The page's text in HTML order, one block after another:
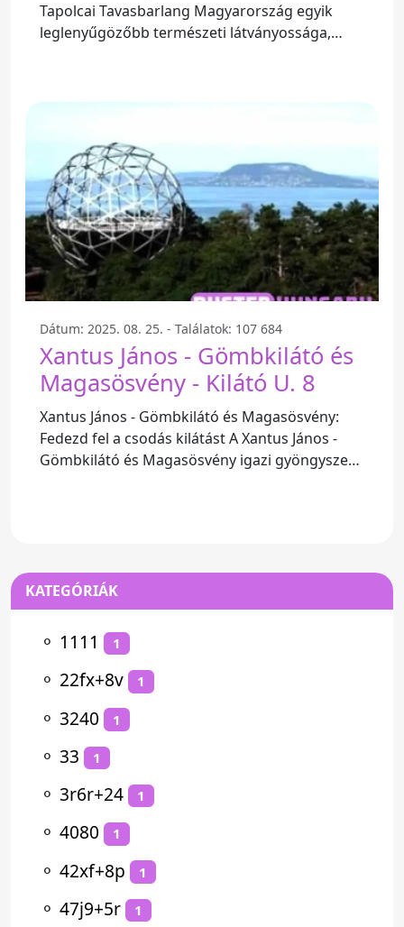
Tapolcai Tavasbarlang Magyarország egyik
leglenyűgözőbb természeti látványossága,
Dátum: 2025. 08. 25. - Találatok: 107 684
Xantus János - Gömbkilátó és
Magasösvény - Kilátó U. 8
Xantus János - Gömbkilátó és Magasösvény:
Fedezd fel a csodás kilátást A Xantus János -
Gömbkilátó és Magasösvény igazi gyöngyszem
KATEGÓRIÁK
⚬ 1111 1
⚬ 22fx+8v 1
⚬ 3240 1
⚬ 33 1
⚬ 3r6r+24 1
⚬ 4080 1
⚬ 42xf+8p 1
⚬ 47j9+5r 1